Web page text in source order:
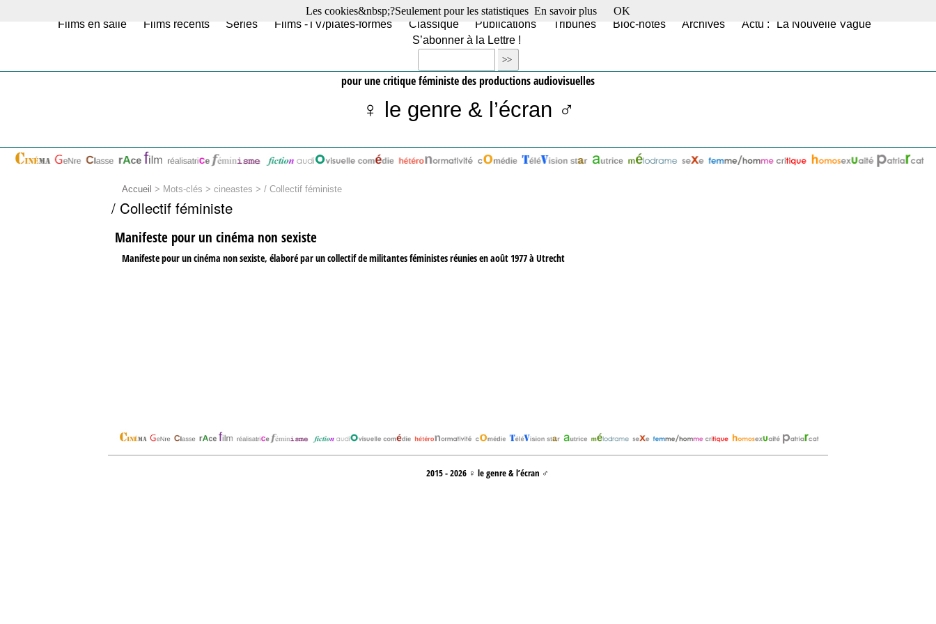
Films en salle Films récents Séries Films -TV/plates-formes Classique Publications Tribunes Bloc-notes Archives
Actu : "La Nouvelle Vague"
S’abonner à la Lettre !
pour une critique féministe des productions audiovisuelles
♀ le genre & l’écran ♂
Accueil > Mots-clés > cineastes > / Collectif féministe
/ Collectif féministe
Manifeste pour un cinéma non sexiste
Manifeste pour un cinéma non sexiste, élaboré par un collectif de militantes féministes réunies en août 1977 à Utrecht
2015 - 2026 ♀ le genre & l’écran ♂
Les cookies&nbsp;?Seulement pour les statistiques En savoir plus OK